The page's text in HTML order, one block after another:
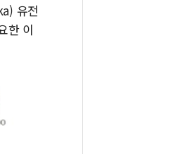
유전
한 이